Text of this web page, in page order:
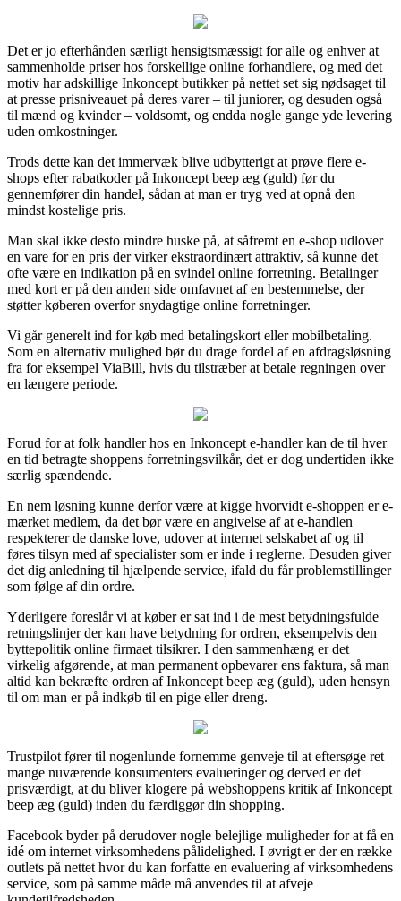
Det er jo efterhånden særligt hensigtsmæssigt for alle og enhver at
sammenholde priser hos forskellige online forhandlere, og med det
motiv har adskillige Inkoncept butikker på nettet set sig nødsaget til
at presse prisniveauet på deres varer – til juniorer, og desuden også
til mænd og kvinder – voldsomt, og endda nogle gange yde levering
uden omkostninger.
Trods dette kan det immervæk blive udbytterigt at prøve flere e-
shops efter rabatkoder på Inkoncept beep æg (guld) før du
gennemfører din handel, sådan at man er tryg ved at opnå den
mindst kostelige pris.
Man skal ikke desto mindre huske på, at såfremt en e-shop udlover
en vare for en pris der virker ekstraordinært attraktiv, så kunne det
ofte være en indikation på en svindel online forretning. Betalinger
med kort er på den anden side omfavnet af en bestemmelse, der
støtter køberen overfor snydagtige online forretninger.
Vi går generelt ind for køb med betalingskort eller mobilbetaling.
Som en alternativ mulighed bør du drage fordel af en afdragsløsning
fra for eksempel ViaBill, hvis du tilstræber at betale regningen over
en længere periode.
Forud for at folk handler hos en Inkoncept e-handler kan de til hver
en tid betragte shoppens forretningsvilkår, det er dog undertiden ikke
særlig spændende.
En nem løsning kunne derfor være at kigge hvorvidt e-shoppen er e-
mærket medlem, da det bør være en angivelse af at e-handlen
respekterer de danske love, udover at internet selskabet af og til
føres tilsyn med af specialister som er inde i reglerne. Desuden giver
det dig anledning til hjælpende service, ifald du får problemstillinger
som følge af din ordre.
Yderligere foreslår vi at køber er sat ind i de mest betydningsfulde
retningslinjer der kan have betydning for ordren, eksempelvis den
byttepolitik online firmaet tilsikrer. I den sammenhæng er det
virkelig afgørende, at man permanent opbevarer ens faktura, så man
altid kan bekræfte ordren af Inkoncept beep æg (guld), uden hensyn
til om man er på indkøb til en pige eller dreng.
Trustpilot fører til nogenlunde fornemme genveje til at eftersøge ret
mange nuværende konsumenters evalueringer og derved er det
prisværdigt, at du bliver klogere på webshoppens kritik af Inkoncept
beep æg (guld) inden du færdiggør din shopping.
Facebook byder på derudover nogle belejlige muligheder for at få en
idé om internet virksomhedens pålidelighed. I øvrigt er der en række
outlets på nettet hvor du kan forfatte en evaluering af virksomhedens
service, som på samme måde må anvendes til at afveje